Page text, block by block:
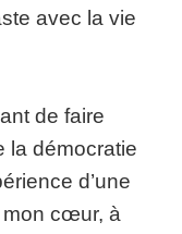
avec la vie
de faire
la démocratie
d’une
mon cœur, à